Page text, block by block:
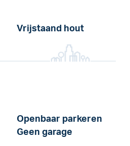
Vrijstaand hout
Openbaar parkeren
Geen garage